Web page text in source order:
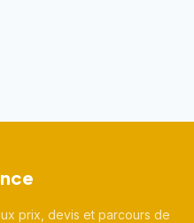
prix, devis et parcours de